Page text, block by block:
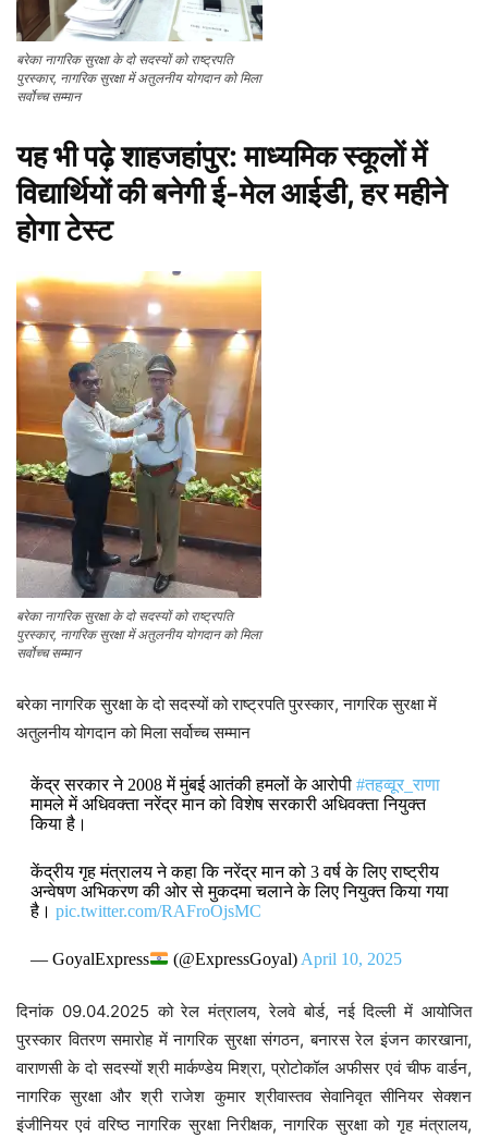
बरेका नागरिक सुरक्षा के दो सदस्यों को राष्ट्रपति
पुरस्कार, नागरिक सुरक्षा में अतुलनीय योगदान को मिला
सर्वोच्च सम्मान
यह भी पढ़ेशाहजहांपुर: माध्यमिक स्कूलाें में
विद्यार्थियों की बनेगी ई-मेल आईडी, हर महीने
होगा टेस्ट
बरेका नागरिक सुरक्षा के दो सदस्यों को राष्ट्रपति
पुरस्कार, नागरिक सुरक्षा में अतुलनीय योगदान को मिला
सर्वोच्च सम्मान
बरेका नागरिक सुरक्षा के दो सदस्यों को राष्ट्रपति पुरस्कार, नागरिक सुरक्षा में
अतुलनीय योगदान को मिला सर्वोच्च सम्मान
केंद्र सरकार ने 2008 में मुंबई आतंकी हमलों के आरोपी #तहव्वूर_राणा
मामले में अधिवक्ता नरेंद्र मान को विशेष सरकारी अधिवक्‍ता नियुक्त
किया है।
केंद्रीय गृह मंत्रालय ने कहा कि नरेंद्र मान को 3 वर्ष के लिए राष्‍ट्रीय
अ‍न्‍वेषण अभिकरण की ओर से मुकदमा चलाने के लिए नियुक्त किया गया
है। pic.twitter.com/RAFroOjsMC
— GoyalExpress (@ExpressGoyal) April 10, 2025
दिनांक 09.04.2025 को रेल मंत्रालय, रेलवे बोर्ड, नई दिल्ली में आयोजित
पुरस्कार वितरण समारोह में नागरिक सुरक्षा संगठन, बनारस रेल इंजन कारखाना,
वाराणसी के दो सदस्यों श्री मार्कण्डेय मिश्रा, प्रोटोकॉल अफीसर एवं चीफ वार्डन,
नागरिक सुरक्षा और श्री राजेश कुमार श्रीवास्तव सेवानिवृत सीनियर सेक्शन
इंजीनियर एवं वरिष्ठ नागरिक सुरक्षा निरीक्षक, नागरिक सुरक्षा को गृह मंत्रालय,